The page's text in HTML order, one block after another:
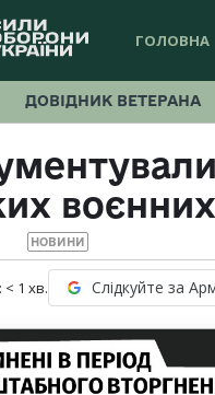
ГОЛОВНА
ДОВІДНИК ВЕТЕРАНА
НОВИНИ
< 1 хв. Слідкуйте за